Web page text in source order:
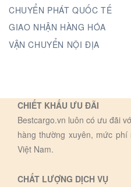
CHUYỂN PHÁT QUỐC TẾ
GIAO NHẬN HÀNG HÓA
VẬN CHUYỂN NỘI ĐỊA
CHIẾT KHẤU ƯU ĐÃI
Bestcargo.vn luôn có ưu đãi
hàng thường xuyên, mức
Việt Nam.
CHẤT LƯỢNG DỊCH VỤ